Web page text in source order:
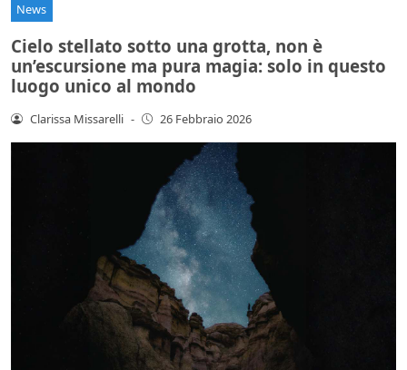
News
Cielo stellato sotto una grotta, non è
un’escursione ma pura magia: solo in questo
luogo unico al mondo
Clarissa Missarelli - 26 Febbraio 2026